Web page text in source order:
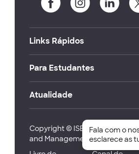
Links Rápidos
Para Estudantes
Atualidade
Copyright © ISEG Lisbon School
and Management 2026
Fala com o
esclarece as